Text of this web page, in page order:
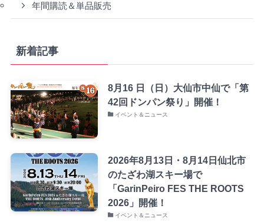
年間購読＆単品販売
新着記事
8月16 日（日）大仙市中仙で「第
42回ドンパン祭り」開催！
イベント＆ニュース
2026年8月13日・8月14日仙北市
のたざわ湖スキー場で
「GarinPeiro FES THE ROOTS
2026」開催！
イベント＆ニュース